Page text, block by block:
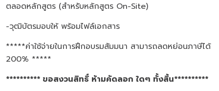
ตลอดหลักสูตร (สำหรับหลักสูตร On-Site)
-วุฒิบัตรมอบให้ พร้อมไฟล์เอกสาร
*****ค่าใช้จ่ายในการฝึกอบรมสัมมนา สามารถลดหย่อนภาษีได้
200% *****
********** ขอสงวนสิทธิ์ ห้ามคัดลอก ใดๆ ทั้งสิ้น**********